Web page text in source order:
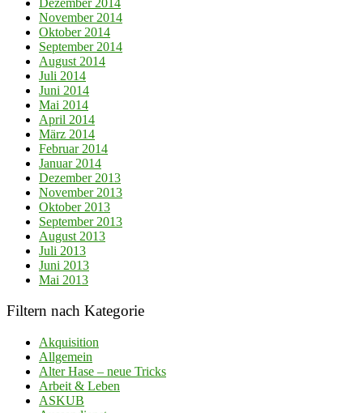
November 2014
Oktober 2014
September 2014
August 2014
Juli 2014
Juni 2014
Mai 2014
April 2014
März 2014
Februar 2014
Januar 2014
Dezember 2013
November 2013
Oktober 2013
September 2013
August 2013
Juli 2013
Juni 2013
Mai 2013
Filtern nach Kategorie
Akquisition
Allgemein
Alter Hase – neue Tricks
Arbeit & Leben
ASKUB